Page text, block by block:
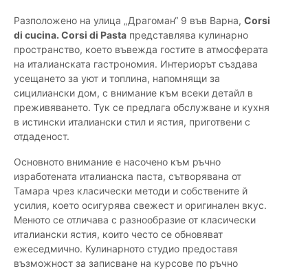
Разположено на улица „Драгоман“ 9 във Варна, Corsi
di cucina. Corsi di Pasta представлява кулинарно
пространство, което въвежда гостите в атмосферата
на италианската гастрономия. Интериорът създава
усещането за уют и топлина, напомнящи за
сицилиански дом, с внимание към всеки детайл в
преживяването. Тук се предлага обслужване и кухня
в истински италиански стил и ястия, приготвени с
отдаденост.
Основното внимание е насочено към ръчно
изработената италианска паста, сътворявана от
Тамара чрез класически методи и собствените й
усилия, което осигурява свежест и оригинален вкус.
Менюто се отличава с разнообразие от класически
италиански ястия, които често се обновяват
ежеседмично. Кулинарното студио предоставя
възможност за записване на курсове по ръчно